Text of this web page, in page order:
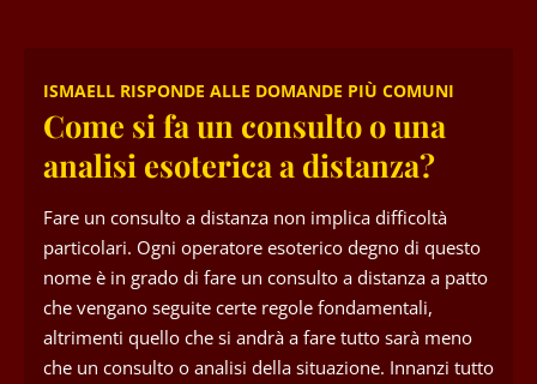
ISMAELL RISPONDE ALLE DOMANDE PIÙ COMUNI
Come si fa un consulto o una
analisi esoterica a distanza?
Fare un consulto a distanza non implica difficoltà
particolari. Ogni operatore esoterico degno di questo
nome è in grado di fare un consulto a distanza a patto
che vengano seguite certe regole fondamentali,
altrimenti quello che si andrà a fare tutto sarà meno
che un consulto o analisi della situazione. Innanzi tutto